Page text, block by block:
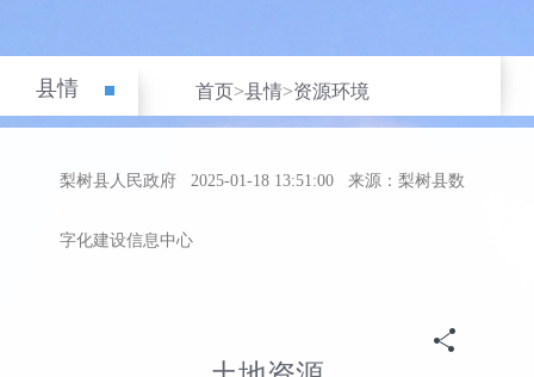
县情 首页>县情>资源环境
梨树县人民政府 2025-01-18 13:51:00 来源：梨树县数
字化建设信息中心